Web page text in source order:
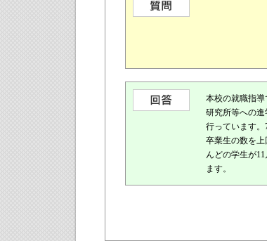
本校の就職指
研究所等への
行っています
卒業生の数を
んどの学生が
ます。